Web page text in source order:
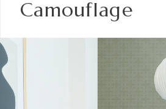
Camouflage